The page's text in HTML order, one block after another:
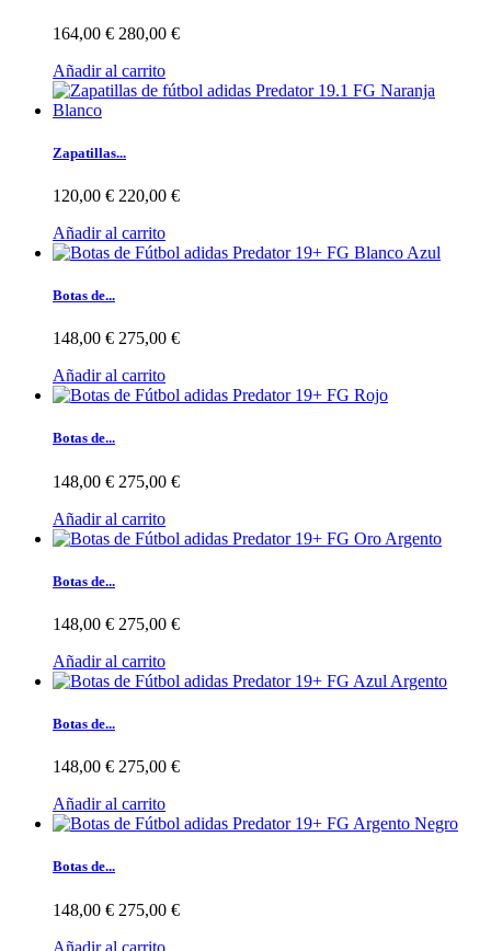
164,00 € 280,00 €
Añadir al carrito
Zapatillas...
120,00 € 220,00 €
Añadir al carrito
Botas de...
148,00 € 275,00 €
Añadir al carrito
Botas de...
148,00 € 275,00 €
Añadir al carrito
Botas de...
148,00 € 275,00 €
Añadir al carrito
Botas de...
148,00 € 275,00 €
Añadir al carrito
Botas de...
148,00 € 275,00 €
Añadir al carrito